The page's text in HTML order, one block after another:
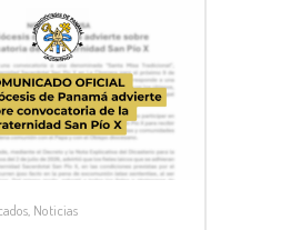
, Noticias